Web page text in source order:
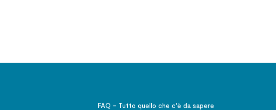
FAQ - Tutto quello che c'è da sapere